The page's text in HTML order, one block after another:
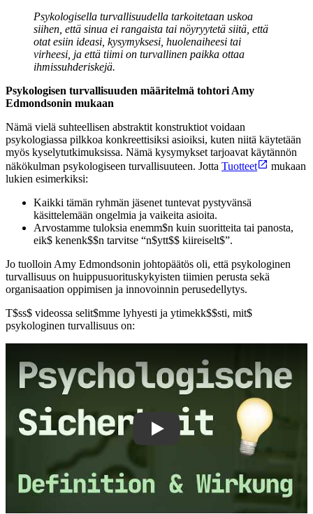
Psykologisella turvallisuudella tarkoitetaan uskoa
siihen, että sinua ei rangaista tai nöyryytetä siitä, että
otat esiin ideasi, kysymyksesi, huolenaiheesi tai
virheesi, ja että tiimi on turvallinen paikka ottaa
ihmissuhderiskejä.
Psykologisen turvallisuuden määritelmä tohtori Amy
Edmondsonin mukaan
Nämä vielä suhteellisen abstraktit konstruktiot voidaan
psykologiassa pilkkoa konkreettisiksi asioiksi, kuten niitä käytetään
myös kyselytutkimuksissa. Nämä kysymykset tarjoavat käytännön
näkökulman psykologiseen turvallisuuteen. Jotta Tuotteet
mukaan
lukien esimerkiksi:
Kaikki tämän ryhmän jäsenet tuntevat pystyvänsä
käsittelemään ongelmia ja vaikeita asioita.
Arvostamme tuloksia enemm$n kuin suoritteita tai panosta,
eik$ kenenk$$n tarvitse “n$ytt$$ kiireiselt$”.
Jo tuolloin Amy Edmondsonin johtopäätös oli, että psykologinen
turvallisuus on huippusuorituskykyisten tiimien perusta sekä
organisaation oppimisen ja innovoinnin perusedellytys.
T$ss$ videossa selit$mme lyhyesti ja ytimekk$$sti, mit$
psykologinen turvallisuus on: